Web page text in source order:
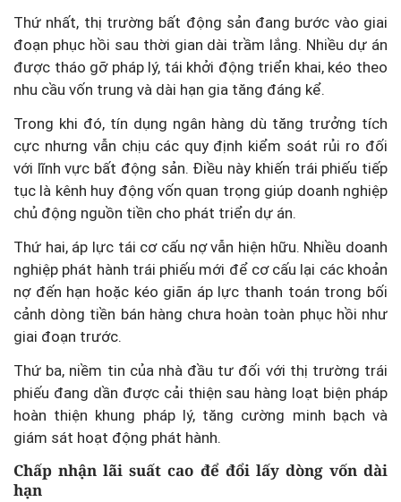
Thứ nhất, thị trường bất động sản đang bước vào giai
đoạn phục hồi sau thời gian dài trầm lắng. Nhiều dự án
được tháo gỡ pháp lý, tái khởi động triển khai, kéo theo
nhu cầu vốn trung và dài hạn gia tăng đáng kể.
Trong khi đó, tín dụng ngân hàng dù tăng trưởng tích
cực nhưng vẫn chịu các quy định kiểm soát rủi ro đối
với lĩnh vực bất động sản. Điều này khiến trái phiếu tiếp
tục là kênh huy động vốn quan trọng giúp doanh nghiệp
chủ động nguồn tiền cho phát triển dự án.
Thứ hai, áp lực tái cơ cấu nợ vẫn hiện hữu. Nhiều doanh
nghiệp phát hành trái phiếu mới để cơ cấu lại các khoản
nợ đến hạn hoặc kéo giãn áp lực thanh toán trong bối
cảnh dòng tiền bán hàng chưa hoàn toàn phục hồi như
giai đoạn trước.
Thứ ba, niềm tin của nhà đầu tư đối với thị trường trái
phiếu đang dần được cải thiện sau hàng loạt biện pháp
hoàn thiện khung pháp lý, tăng cường minh bạch và
giám sát hoạt động phát hành.
Chấp nhận lãi suất cao để đổi lấy dòng vốn dài
hạn